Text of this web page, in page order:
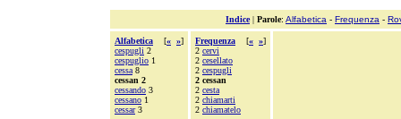
Indice| Parole: Alfabetica - Frequenza -
Alfabetica [« »]
cespugli 2
cespuglio 1
cessa 8
cessan 2
cessando 3
cessano 1
cessar3
Frequenza [« »]
2 cervi
2 cesellato
2 cespugli
2 cessan
2 cesta
2 chiamarti
2 chiamatelo